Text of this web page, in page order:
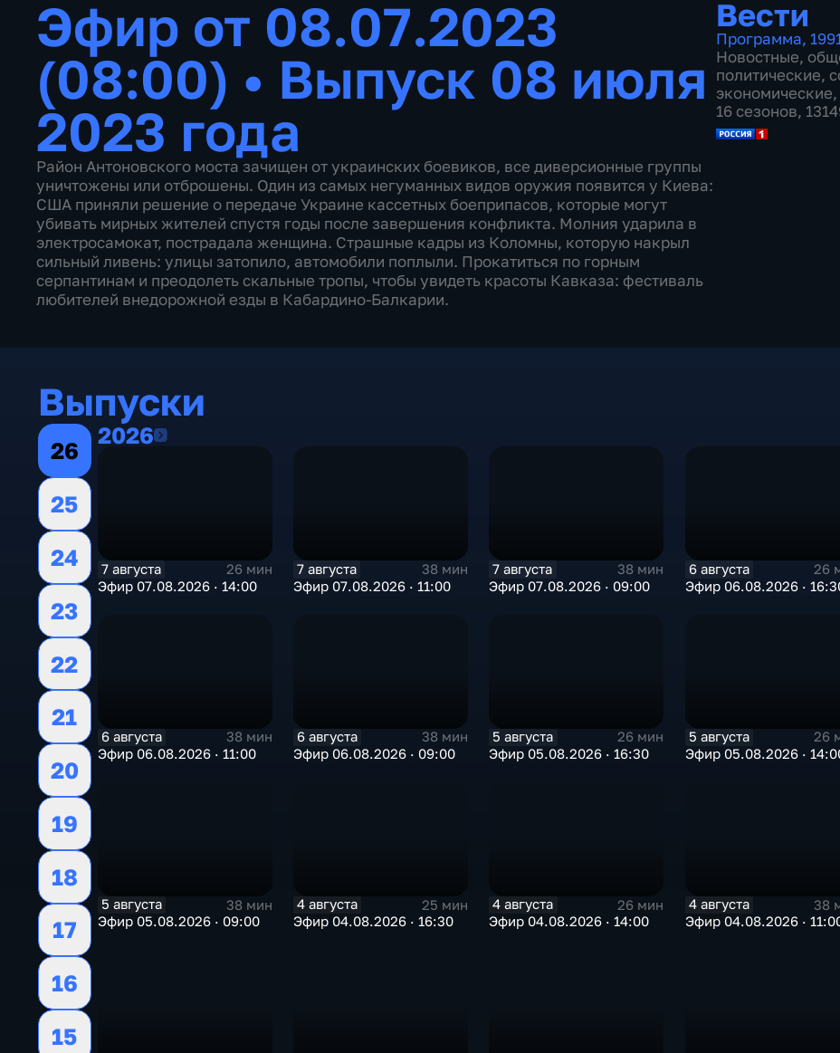
Эфир от 08.07.2023
(08:00) • Выпуск 08 июля
2023 года
Район Антоновского моста зачищен от украинских боевиков, все диверсионные группы
уничтожены или отброшены. Один из самых негуманных видов оружия появится у Киева:
США приняли решение о передаче Украине кассетных боеприпасов, которые могут
убивать мирных жителей спустя годы после завершения конфликта. Молния ударила в
электросамокат, пострадала женщина. Страшные кадры из Коломны, которую накрыл
сильный ливень: улицы затопило, автомобили поплыли. Прокатиться по горным
серпантинам и преодолеть скальные тропы, чтобы увидеть красоты Кавказа: фестиваль
любителей внедорожной езды в Кабардино-Балкарии.
Вести
Программа,
Новостные,
политические,
экономические,
16 сезонов,
Выпуски
26
25
24
23
22
21
20
19
18
17
16
15
20262026
7 августа
26 мин
Эфир 07.08.2026 · 14:00
7 августа
38 мин
Эфир 07.08.2026 · 11:00
7 августа
38 мин
Эфир 07.08.2026 · 09:00
6 августа
26
Эфир 06.08.2026 ·
6 августа
38 мин
Эфир 06.08.2026 · 11:00
6 августа
38 мин
Эфир 06.08.2026 · 09:00
5 августа
26 мин
Эфир 05.08.2026 · 16:30
5 августа
26
Эфир 05.08.2026 ·
5 августа
38 мин
Эфир 05.08.2026 · 09:00
4 августа
25 мин
Эфир 04.08.2026 · 16:30
4 августа
26 мин
Эфир 04.08.2026 · 14:00
4 августа
38
Эфир 04.08.2026 ·